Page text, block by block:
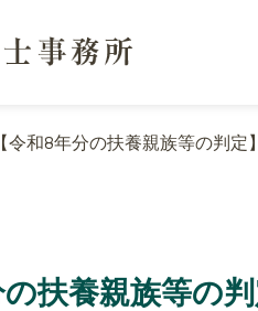
【令和8年分の扶養親族等の判定】
の扶養親族等の判